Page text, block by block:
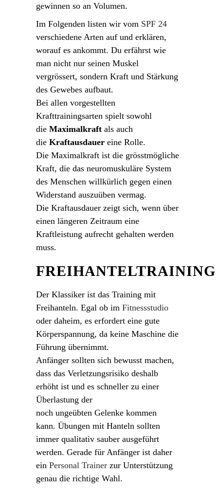
gewinnen so an Volumen.
Im Folgenden listen wir vom SPF 24
verschiedene Arten auf und erklären,
worauf es ankommt. Du erfährst wie
man nicht nur seinen Muskel
vergrössert, sondern Kraft und Stärkung
des Gewebes aufbaut.
Bei allen vorgestellten
Krafttrainingsarten spielt sowohl
die Maximalkraft als auch
die Kraftausdauer eine Rolle.
Die Maximalkraft ist die grösstmögliche
Kraft, die das neuromuskuläre System
des Menschen willkürlich gegen einen
Widerstand auszuüben vermag.
Die Kraftausdauer zeigt sich, wenn über
einen längeren Zeitraum eine
Kraftleistung aufrecht gehalten werden
muss.
FREIHANTELTRAINING
Der Klassiker ist das Training mit
Freihanteln. Egal ob im Fitnessstudio
oder daheim, es erfordert eine gute
Körperspannung, da keine Maschine die
Führung übernimmt.
Anfänger sollten sich bewusst machen,
dass das Verletzungsrisiko deshalb
erhöht ist und es schneller zu einer
Überlastung der
noch ungeübten Gelenke kommen
kann. Übungen mit Hanteln sollten
immer qualitativ sauber ausgeführt
werden. Gerade für Anfänger ist daher
ein Personal Trainer zur Unterstützung
genau die richtige Wahl.